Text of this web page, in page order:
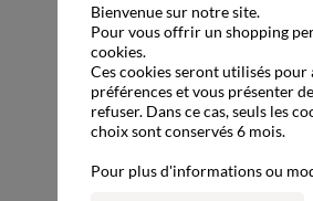
Commande
Commander par référence
Livraison
Paiement
Bienvenue sur notre site.
Pour vous offrir un shopping
cookies.
Ces cookies seront utilisés
préférences et vous présenter
refuser. Dans ce cas, seuls les
choix sont conservés 6 mois.
Pour plus d'informations ou